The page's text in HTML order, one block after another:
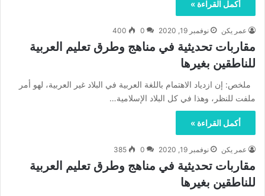
أكمل القراءة »
عمر يكن نوفمبر 19, 2020 0
400
مقاربات تحديثية في مناهج وطرق تعليم العربية
للناطقين بغيرها
ملخص: إن ازدياد الاهتمام باللغة العربية في البلاد غير العربية، لهو أمر
ملفت للنظر، وهذا في كل البلاد الإسلامية…
أكمل القراءة »
عمر يكن نوفمبر 19, 2020 0
385
مقاربات تحديثية في مناهج وطرق تعليم العربية
للناطقين بغيرها